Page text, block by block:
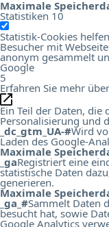
Maximale
Statistiken 10
Statistik-Cookies
Besucher mit
anonym gesammelt
Google
5
Erfahren Sie mehr
Ein Teil der Daten,
Personalisierung und
_dc_gtm_UA-#Wird
Laden des Google-
Maximale
_gaRegistriert eine
statistische Daten
generieren.
Maximale
_ga_#Sammelt Daten
besucht hat, sowie
Google Analytics